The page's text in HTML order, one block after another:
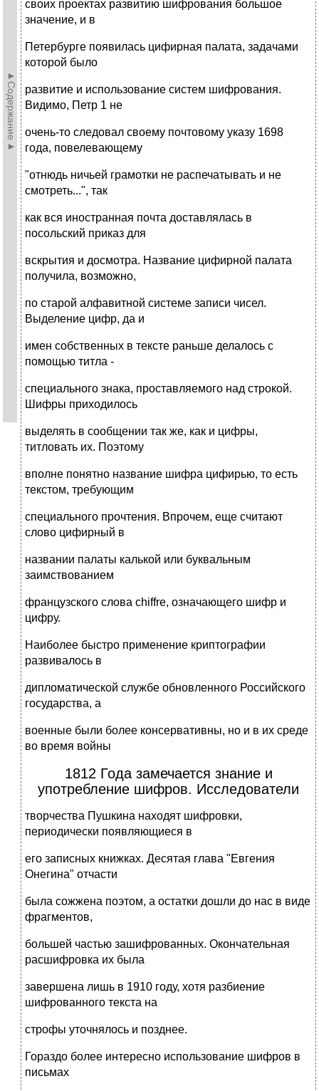
►Содержание►
своих проектах развитию шифрования большое
значение, и в
Петербурге появилась цифирная палата, задачами
которой было
развитие и использование систем шифрования.
Видимо, Петр 1 не
очень-то следовал своему почтовому указу 1698
года, повелевающему
"отнюдь ничьей грамотки не распечатывать и не
смотреть...", так
как вся иностранная почта доставлялась в
посольский приказ для
вскрытия и досмотра. Название цифирной палата
получила, возможно,
по старой алфавитной системе записи чисел.
Выделение цифр, да и
имен собственных в тексте раньше делалось с
помощью титла -
специального знака, проставляемого над строкой.
Шифры приходилось
выделять в сообщении так же, как и цифры,
титловать их. Поэтому
вполне понятно название шифра цифирью, то есть
текстом, требующим
специального прочтения. Впрочем, еще считают
слово цифирный в
названии палаты калькой или буквальным
заимствованием
французского слова chiffre, означающего шифр и
цифру.
Наиболее быстро применение криптографии
развивалось в
дипломатической службе обновленного Российского
государства, а
военные были более консервативны, но и в их среде
во время войны
1812 Года замечается знание и
употребление шифров. Исследователи
творчества Пушкина находят шифровки,
периодически появляющиеся в
его записных книжках. Десятая глава "Евгения
Онегина" отчасти
была сожжена поэтом, а остатки дошли до нас в виде
фрагментов,
большей частью зашифрованных. Окончательная
расшифровка их была
завершена лишь в 1910 году, хотя разбиение
шифрованного текста на
строфы уточнялось и позднее.
Гораздо более интересно использование шифров в
письмах